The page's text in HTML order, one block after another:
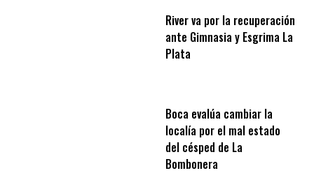
River va por la recuperación
ante Gimnasia y Esgrima La
Plata
Boca evalúa cambiar la
localía por el mal estado
del césped de La
Bombonera